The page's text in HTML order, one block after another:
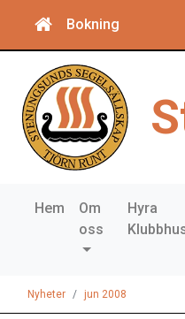
Bokning
Hem
Om
oss
Hyra
Nyheter jun 2008